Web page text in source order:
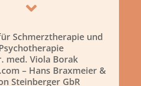

Schmerztherapie und
med. Viola Borak
– Hans Braxmeier &
Steinberger GbR